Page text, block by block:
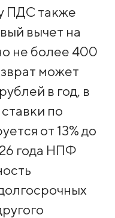
ПДС также
вычет на
не более 400
может
в год, в
по
от 13% до
года НПФ